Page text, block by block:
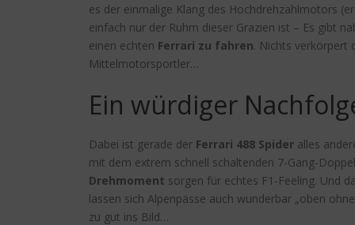
es der einmalige Klang des Hochdrehzahlmotors
einfach nur der Ruhm dieser Grazien ist – Es gibt
einen echten Ferrari zu fahren. Nichts verkörpert
Mittelmotorsportler…
Ein würdiger
Dabei ist gerade der Ferrari 488 Spider alles
mit dem extrem schnell schaltenden 7-Gang-
Drehmoment sorgen für echtes F1-Feeling. Und
lassen sich Alpenpässe auch wunderbar „oben
zu gut ins Bild…